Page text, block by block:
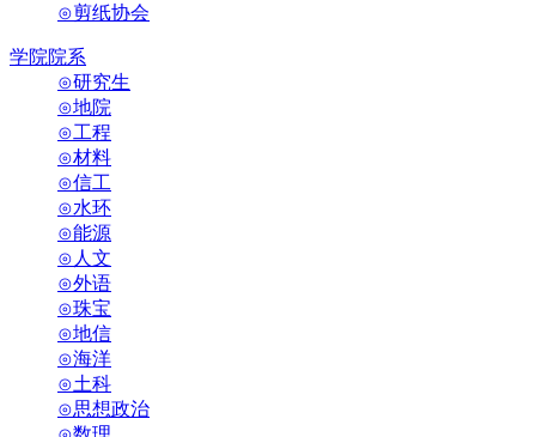
⊙剪纸协会
学院院系
⊙研究生
⊙地院
⊙工程
⊙材料
⊙信工
⊙水环
⊙能源
⊙人文
⊙外语
⊙珠宝
⊙地信
⊙海洋
⊙土科
⊙思想政治